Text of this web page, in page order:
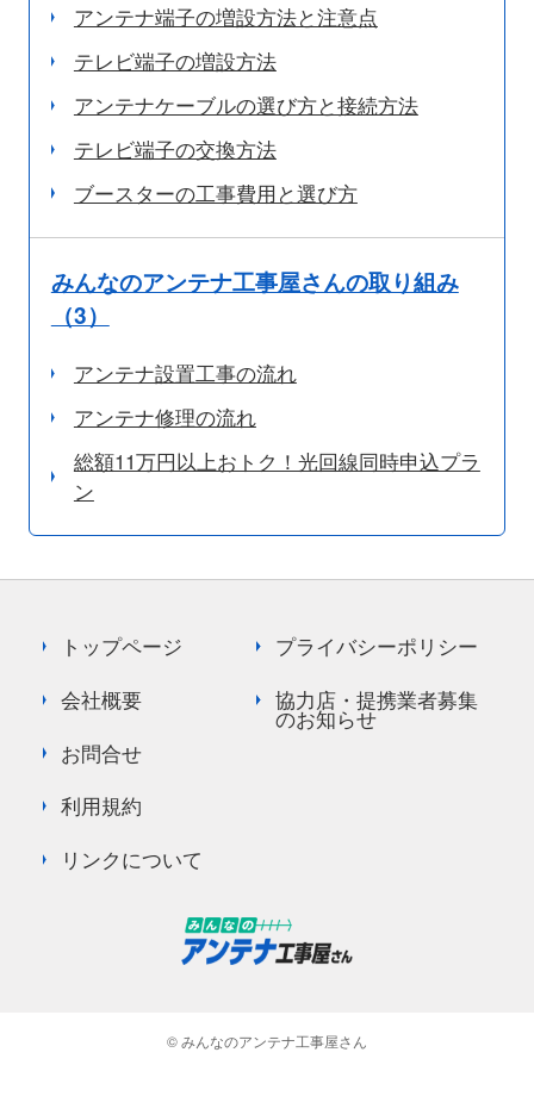
アンテナ端子の増設方法と注意点
テレビ端子の増設方法
アンテナケーブルの選び方と接続方法
テレビ端子の交換方法
ブースターの工事費用と選び方
みんなのアンテナ工事屋さんの取り組み
（3）
アンテナ設置工事の流れ
アンテナ修理の流れ
総額11万円以上おトク！光回線同時申込プラ
ン
トップページ
会社概要
お問合せ
利用規約
リンクについて
プライバシーポリシー
協力店・提携業者募集
のお知らせ
© みんなのアンテナ工事屋さん